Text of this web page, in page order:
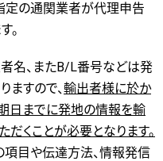
定の通関業者が代理申告
。
名、またB/L番号などは発
すので、輸出者様に於か
日までに発地の情報を輸
くことが必要となります。
項目や伝達方法、情報発信